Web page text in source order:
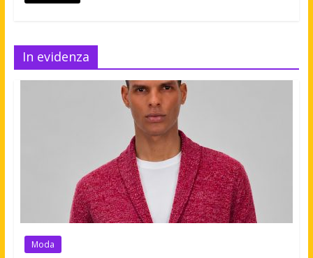
In evidenza
Moda